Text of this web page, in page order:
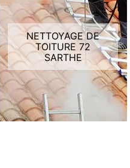
NETTOYAGE DE
TOITURE 72
SARTHE